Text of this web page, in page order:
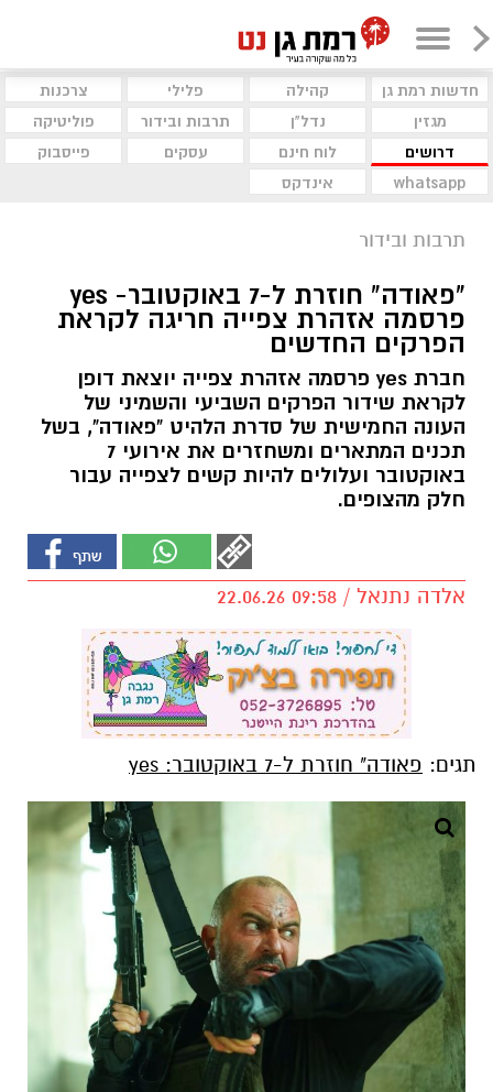
חדשות רמת גן קהילה פלילי
צרכנות
מגזין
נדל"ן תרבות ובידור
פוליטיקה
דרושים
לוח חינם עסקים
פייסבוק
whatsapp
אינדקס
תרבות ובידור
"פאודה" חוזרת ל-7 באוקטובר- yes
פרסמה אזהרת צפייה חריגה לקראת
הפרקים החדשים
חברת yes פרסמה אזהרת צפייה יוצאת דופן
לקראת שידור הפרקים השביעי והשמיני של
העונה החמישית של סדרת הלהיט "פאודה", בשל
תכנים המתארים ומשחזרים את אירועי 7
באוקטובר ועלולים להיות קשים לצפייה עבור
חלק מהצופים.
אלדה נתנאל / 09:58 22.06.26
תגים: פאודה" חוזרת ל-7 באוקטובר: yes